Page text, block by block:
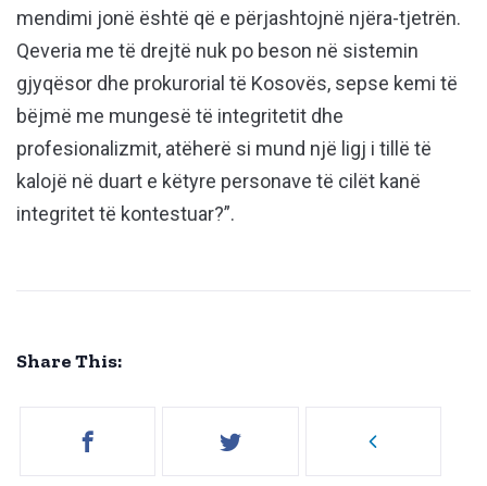
mendimi jonë është që e përjashtojnë njëra-tjetrën.
Qeveria me të drejtë nuk po beson në sistemin
gjyqësor dhe prokurorial të Kosovës, sepse kemi të
bëjmë me mungesë të integritetit dhe
profesionalizmit, atëherë si mund një ligj i tillë të
kalojë në duart e këtyre personave të cilët kanë
integritet të kontestuar?”.
Share This: